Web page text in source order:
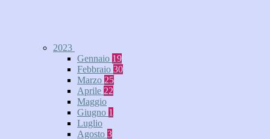
2023
Gennaio 19
Febbraio 30
Marzo 25
Aprile 22
Maggio
Giugno 1
Luglio
Agosto 3